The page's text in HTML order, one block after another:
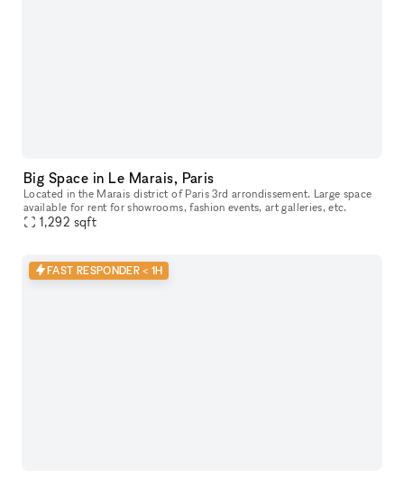
Big Space in Le Marais, Paris
Located in the Marais district of Paris 3rd arrondissement. Large space
available for rent for showrooms, fashion events, art galleries, etc.
1,292 sqft
FAST RESPONDER < 1H